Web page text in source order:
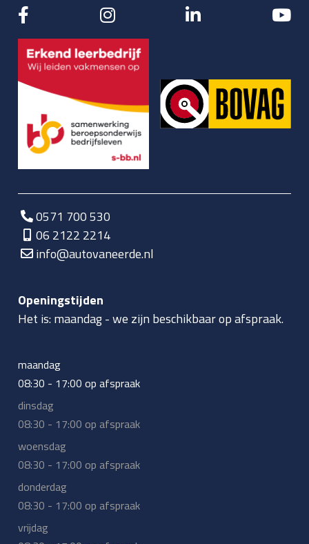
0571 700 530
06 2122 2214
info@autovaneerde.nl
Openingstijden
Het is:maandag-we zijn beschikbaar op afspraak.
maandag
08:30 - 17:00 op afspraak
dinsdag
08:30 - 17:00 op afspraak
woensdag
08:30 - 17:00 op afspraak
donderdag
08:30 - 17:00 op afspraak
vrijdag